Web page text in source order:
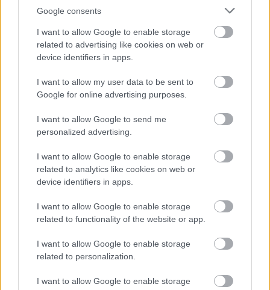
Google consents
I want to allow Google to enable storage
related to advertising like cookies on web or
device identifiers in apps.
I want to allow my user data to be sent to
Google for online advertising purposes.
I want to allow Google to send me
personalized advertising.
I want to allow Google to enable storage
related to analytics like cookies on web or
device identifiers in apps.
I want to allow Google to enable storage
related to functionality of the website or app.
I want to allow Google to enable storage
related to personalization.
I want to allow Google to enable storage
FinTech
Moto
Gaming
Redakcja
Reklama
Kontakt
by zamknąć